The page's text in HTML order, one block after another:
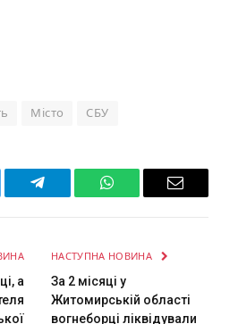
Місто СБУ
Telegram WhatsAppEmail
а
НАСТУПНА НОВИНА
За 2 місяці у
Житомирській області
вогнеборці ліквідували